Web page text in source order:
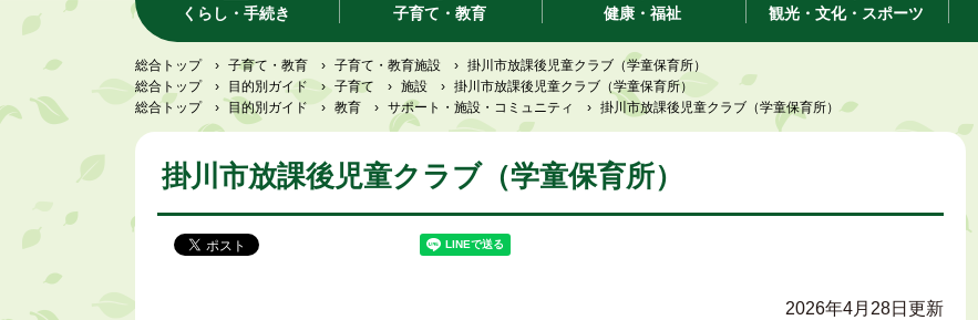
くらし・手続き 子育て・教育 健康・福祉 観光・文化・スポーツ
総合トップ › 子育て・教育 › 子育て・教育施設 › 掛川市放課後児童クラブ（学童保育所）
総合トップ
› 目的別ガイド › 子育て › 施設 › 掛川市放課後児童クラブ（学童保育所）
総合トップ
› 目的別ガイド › 教育 › サポート・施設・コミュニティ › 掛川市放課後児童クラブ（学童保育所）
掛川市放課後児童クラブ（学童保育所）
2026年4月28日更新